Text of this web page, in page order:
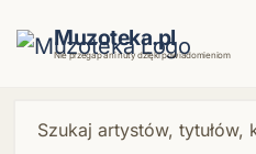
Muzoteka.pl
Nie przegap ani nuty dzięki powiadomieniom